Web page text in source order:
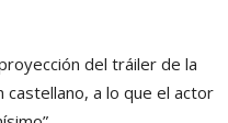
del tráiler de la
a lo que el actor